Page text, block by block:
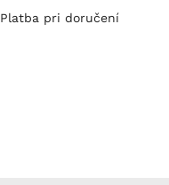
Platba pri doručení